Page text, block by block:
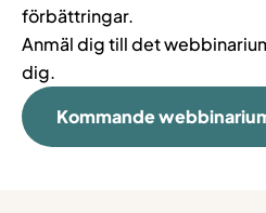
förbättringar.
Anmäl dig till det
dig.
Kommande